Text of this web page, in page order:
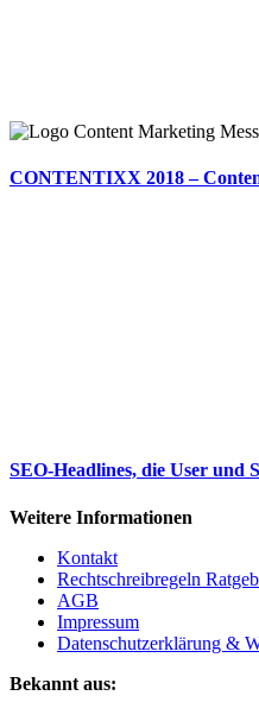
CONTENTIXX 2018 –
SEO-Headlines, die User und
Weitere Informationen
Kontakt
Rechtschreibregeln
AGB
Impressum
Datenschutzerklärung &
Bekannt aus: